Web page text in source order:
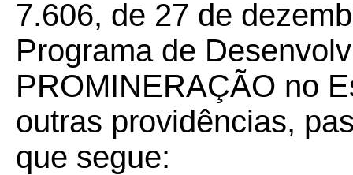
7.606, de 27 de
Programa de
PROMINERAÇÃO no
outras providências,
que segue: